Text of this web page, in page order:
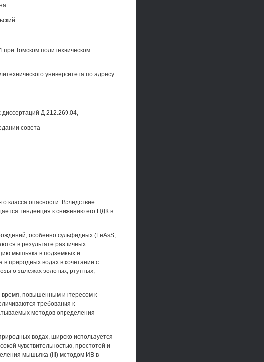
при Томском политехническом
университета по адресу:
диссертаций Д 212.269.04,
совета
класса опасности. Вследствие
тенденция к снижению его ПДК в
особенно сульфидных (FeAsS,
в результате различных
мышьяка в подземных и
природных водах в сочетании с
о залежах золотых, ртутных,
время, повышенным интересом к
требования к
методов определения
водах, широко используется
чувствительностью, простотой и
мышьяка (III) методом ИВ в